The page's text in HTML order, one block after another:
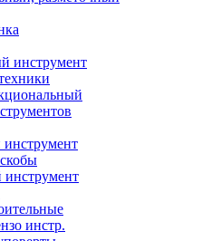
инструмент
инстр.